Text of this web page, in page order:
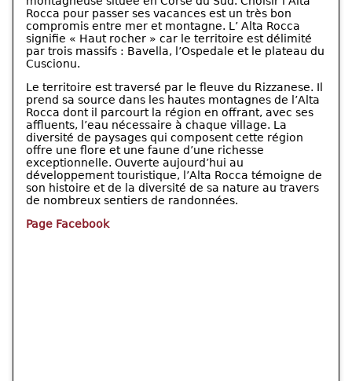
Rocca pour passer ses vacances est un très bon
compromis entre mer et montagne. L’ Alta Rocca
signifie « Haut rocher » car le territoire est délimité
par trois massifs : Bavella, l’Ospedale et le plateau du
Cuscionu.
Le territoire est traversé par le fleuve du Rizzanese. Il
prend sa source dans les hautes montagnes de l’Alta
Rocca dont il parcourt la région en offrant, avec ses
affluents, l’eau nécessaire à chaque village. La
diversité de paysages qui composent cette région
offre une flore et une faune d’une richesse
exceptionnelle. Ouverte aujourd’hui au
développement touristique, l’Alta Rocca témoigne de
son histoire et de la diversité de sa nature au travers
de nombreux sentiers de randonnées.
Page Facebook